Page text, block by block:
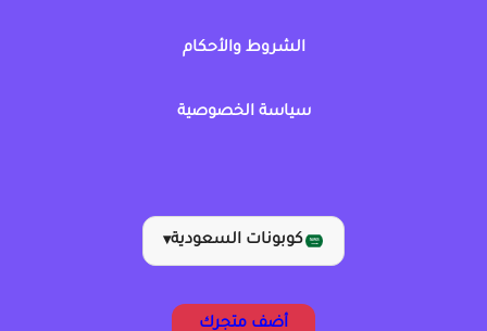
الشروط والأحكام
سياسة الخصوصية
كوبونات السعودية▾
أضف متجرك